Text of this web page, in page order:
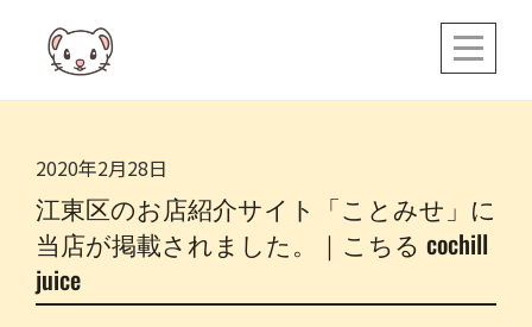
content
2020年2月28日
江東区のお店紹介サイト「ことみせ」に
当店が掲載されました。｜こちる cochill
juice